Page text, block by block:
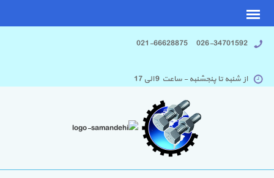
026-34701592 021-66628875
از شنبه تا پنجشنبه - ساعت 9 الی 17